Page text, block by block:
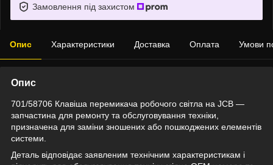
Замовлення під захистом
Опис Характеристики Доставка Оплата Умови
Опис
701/58706 Клавіша перемикача робочого світла на JCB —
запчастина для ремонту та обслуговування техніки,
призначена для заміни зношених або пошкоджених елементів
системи.
Деталь відповідає заявленим технічним характеристикам і